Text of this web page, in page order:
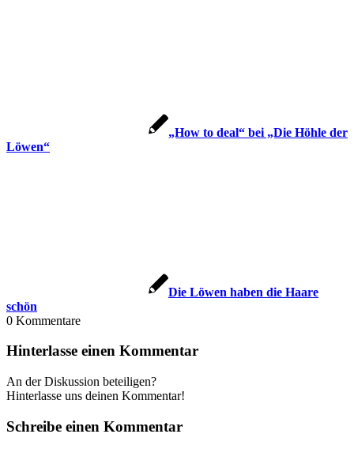
„How to deal“ bei „Die Höhle der
Löwen“
Die Löwen haben die Haare
schön
0 Kommentare
Hinterlasse einen Kommentar
An der Diskussion beteiligen?
Hinterlasse uns deinen Kommentar!
Schreibe einen Kommentar